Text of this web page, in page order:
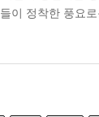
이 정착한 풍요
지역 탐사 여행
룡강성)의 수많은